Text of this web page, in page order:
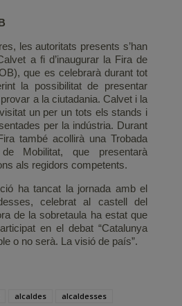
les autoritats presents s’han
a fi d’inaugurar la Fira de
que es celebrarà durant tot
la possibilitat de presentar
a la ciutadania. Calvet i la
un per un tots els stands i
per la indústria. Durant
també acollirà una Trobada
Mobilitat, que presentarà
als regidors competents.
ha tancat la jornada amb el
celebrat al castell del
de la sobretaula ha estat que
en el debat “Catalunya
o no serà. La visió de país”.
alcaldes alcaldesses